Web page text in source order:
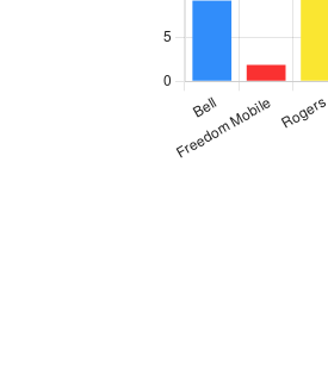
всьому світі.
RCS Messaging
Відкрийте можливості
покоління з